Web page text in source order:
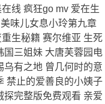
线 疯狂go mv 爱在生
味儿女息小玲第九章
生秘籍 赛尔维亚 生死
国三姐妹 大唐芙蓉园电
乌有之地 曾几何时的意
禁止的爱善良的小姨子
探完整版免费观看 亲爱